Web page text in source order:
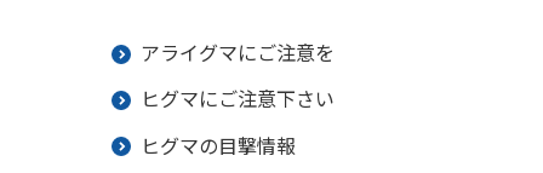
アライグマにご注意を
ヒグマにご注意下さい
ヒグマの目撃情報